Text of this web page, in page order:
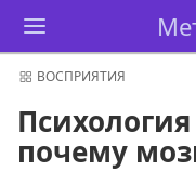
ВОСПРИЯТИЯ
почему